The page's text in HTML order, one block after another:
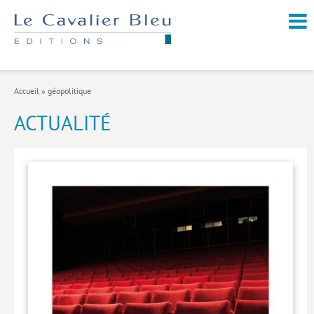
Géopolitique
Nature et environnement
Religions
Santé et médecine
Accueil » géopolitique
ACTUALITÉ